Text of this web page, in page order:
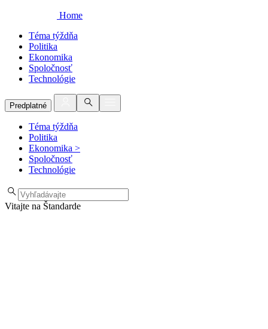
Home
Téma týždňa
Politika
Ekonomika
Spoločnosť
Technológie
Predplatné
Téma týždňa
Politika
Ekonomika >
Spoločnosť
Technológie
Vitajte na Štandarde